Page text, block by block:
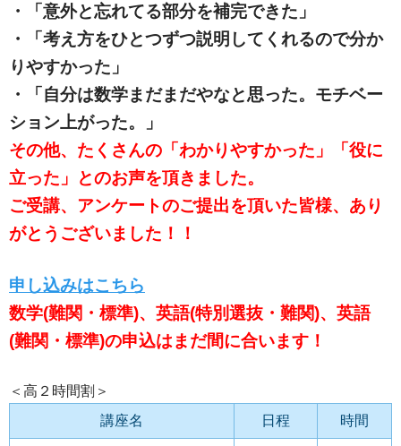
・「意外と忘れてる部分を補完できた」
・「考え方をひとつずつ説明してくれるので分か
りやすかった」
・「自分は数学まだまだやなと思った。モチベー
ション上がった。」
その他、たくさんの「わかりやすかった」「役に
立った」とのお声を頂きました。
ご受講、アンケートのご提出を頂いた皆様、あり
がとうございました！！
申し込みはこちら
数学(難関・標準)、英語(特別選抜・難関)、英語
(難関・標準)の申込はまだ間に合います！
＜高２時間割＞
講座名
日程 時間